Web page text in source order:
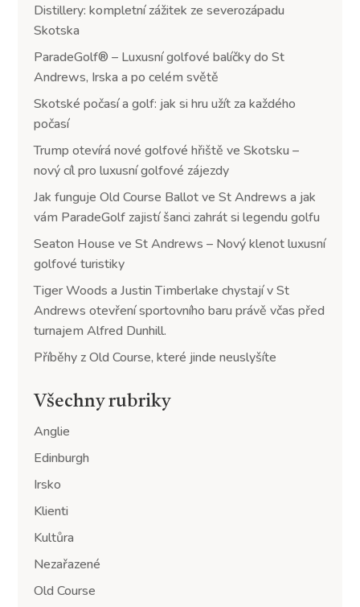
Distillery: kompletní zážitek ze severozápadu
Skotska
ParadeGolf® – Luxusní golfové balíčky do St
Andrews, Irska a po celém světě
Skotské počasí a golf: jak si hru užít za každého
počasí
Trump otevírá nové golfové hřiště ve Skotsku –
nový cíl pro luxusní golfové zájezdy
Jak funguje Old Course Ballot ve St Andrews a jak
vám ParadeGolf zajistí šanci zahrát si legendu golfu
Seaton House ve St Andrews – Nový klenot luxusní
golfové turistiky
Tiger Woods a Justin Timberlake chystají v St
Andrews otevření sportovního baru právě včas před
turnajem Alfred Dunhill.
Příběhy z Old Course, které jinde neuslyšíte
Všechny rubriky
Anglie
Edinburgh
Irsko
Klienti
Kultůra
Nezařazené
Old Course